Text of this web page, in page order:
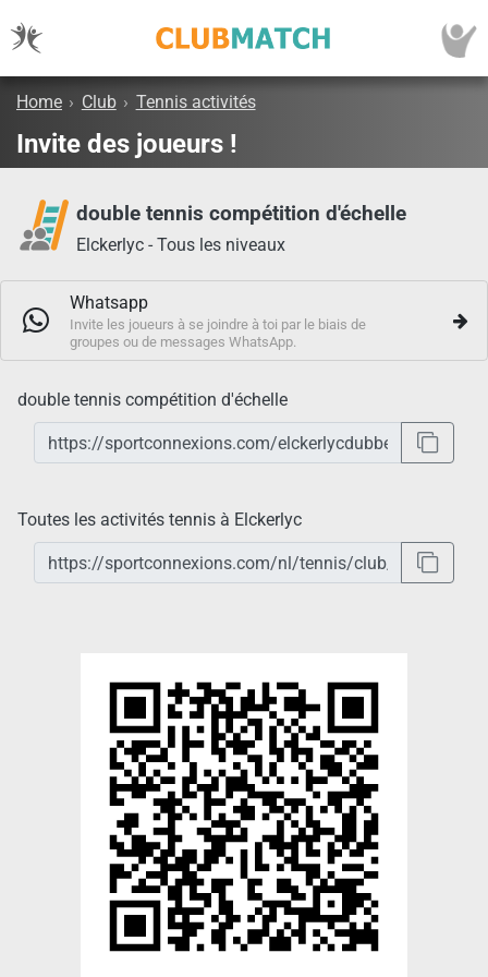
Home › Club › Tennis activités
Invite des joueurs !
double tennis compétition d'échelle
Elckerlyc - Tous les niveaux
Whatsapp
Invite les joueurs à se joindre à toi par le biais de
groupes ou de messages WhatsApp.
double tennis compétition d'échelle
Toutes les activités tennis à Elckerlyc